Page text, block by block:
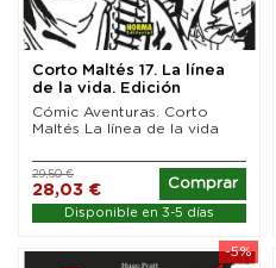
Corto Maltés 17. La línea
de la vida. Edición
especial Blanco...
Cómic Aventuras. Corto
Maltés La línea de la vida
28,03 €
29,50 €
Comprar
Disponible en 3-5 días
-5%